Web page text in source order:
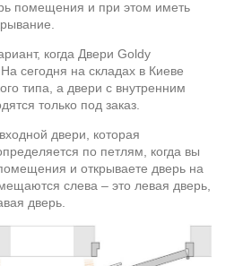
помещения и при этом иметь
когда Двери Goldy
сегодня на складах в Киеве
типа, а двери с внутренним
только под заказ.
двери, которая
по петлям, когда вы
и открываете дверь на
слева – это левая дверь,
дверь.